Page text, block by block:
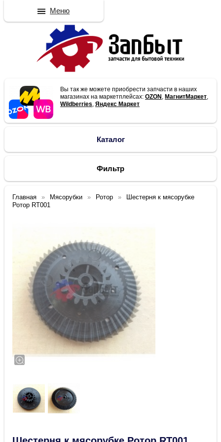
Вы так же можете приобрести запчасти в наших
магазинах на маркетплейсах:OZON , МагнитМаркет,
Wildberries,Яндекс Маркет
Каталог
Фильтр
Главная Мясорубки Ротор
Шестерня к мясорубке
Ротор RT001
Меню